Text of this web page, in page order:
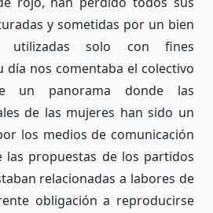
y sometidas por un bien
solo con fines
día nos comentaba el colectivo
un panorama donde las
de las mujeres han sido un
los medios de comunicación
las propuestas de los partidos
relacionadas a labores de
obligación a reproducirse